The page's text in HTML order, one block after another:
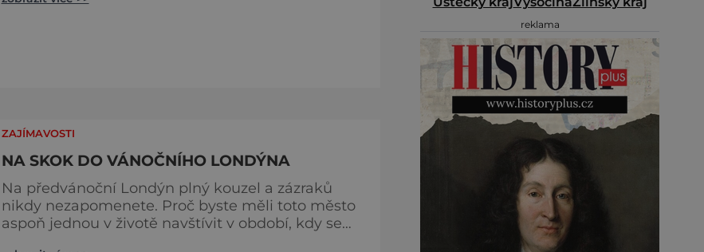
ZAJÍMAVOSTI
NA SKOK DO VÁNOČNÍHO LONDÝNA
Na předvánoční Londýn plný kouzel a zázraků
nikdy nezapomenete. Proč byste měli toto město
aspoň jednou v životě navštívit v období, kdy se
reklama